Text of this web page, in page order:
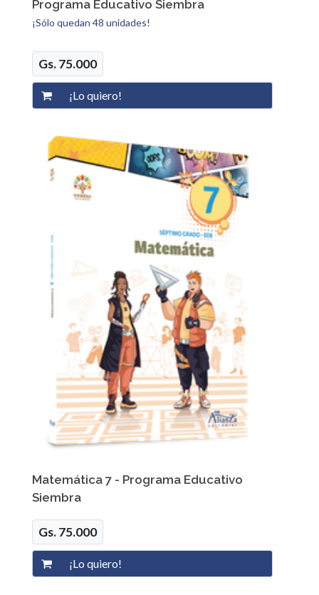
Programa Educativo Siembra
¡Sólo quedan 48 unidades!
Gs. 75.000
Matemática 7 - Programa Educativo
Siembra
Gs. 75.000